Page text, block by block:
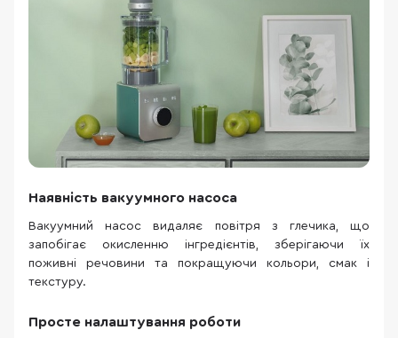
Наявність вакуумного насоса
Вакуумний насос видаляє повітря з глечика, що
запобігає окисленню інгредієнтів, зберігаючи їх
поживні речовини та покращуючи кольори, смак і
текстуру.
Просте налаштування роботи